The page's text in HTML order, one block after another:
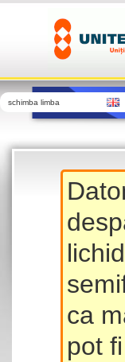
schimba limba
ca
pot